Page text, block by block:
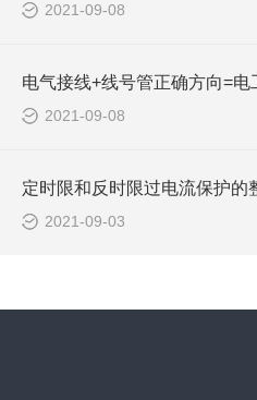
2021-09-08
2021-09-08
2021-09-03